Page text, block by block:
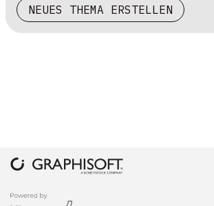
NEUES THEMA ERSTELLEN